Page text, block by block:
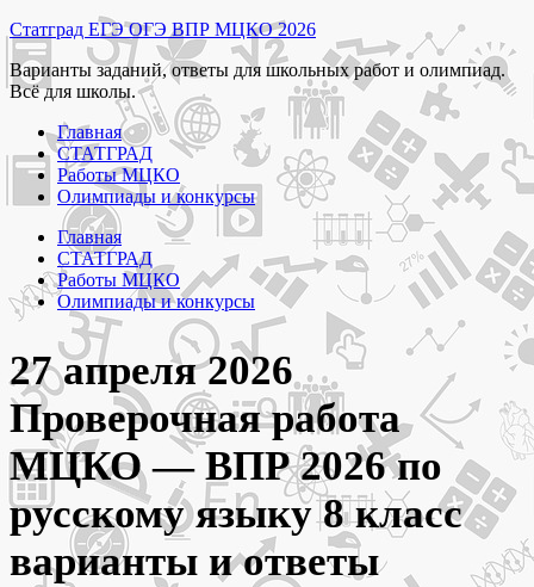
Перейти
к
содержимому
Статград ЕГЭ ОГЭ ВПР МЦКО 2026
Варианты заданий, ответы для школьных работ и олимпиад.
Всё для школы.
Главная
СТАТГРАД
Работы МЦКО
Олимпиады и конкурсы
Главная
СТАТГРАД
Работы МЦКО
Олимпиады и конкурсы
27 апреля 2026
Проверочная работа
МЦКО — ВПР 2026 по
русскому языку 8 класс
варианты и ответы